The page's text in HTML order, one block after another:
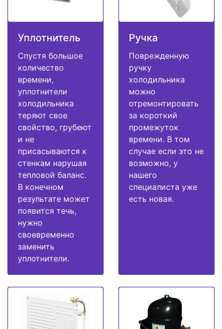
Уплотнитель
Спустя большое
количество
времени,
уплотнители
холодильника
теряют свое
свойство, грубеют
и не
присасываются к
стенкам нарушая
тепловой баланс.
В конечном
результате может
появится течь,
нужно
своевременно
заменить
уплотнители.
Ручка
Поврежденную
ручку
холодильника
можно
отремонтировать
за короткий
промежуток
времени. В том
случае если это не
возможно, у
нашего
специалиста уже
есть новая.